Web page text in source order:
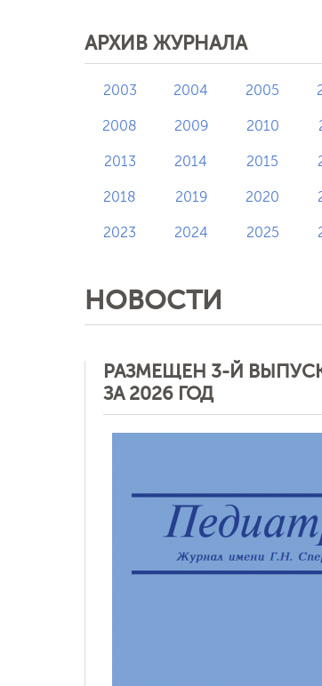
АРХИВ ЖУРНАЛА
2003 2004 2005
2008 2009 2010
2013 2014 2015
2018 2019 2020
2023 2024 2025
НОВОСТИ
РАЗМЕЩЕН 3-Й
ЗА 2026 ГОД